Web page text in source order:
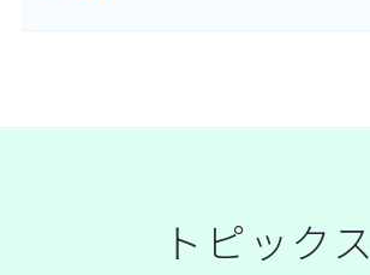
トピックス